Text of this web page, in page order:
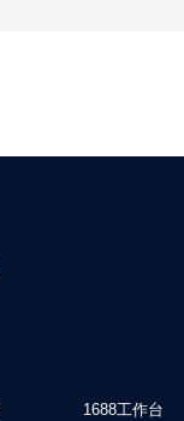
1688工作台